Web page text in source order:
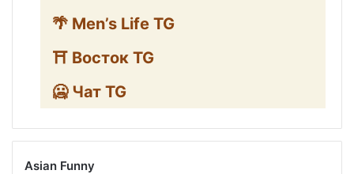
🌴 Men’s Life TG
⛩️ Восток TG
🥶 Чат TG
Asian Funny